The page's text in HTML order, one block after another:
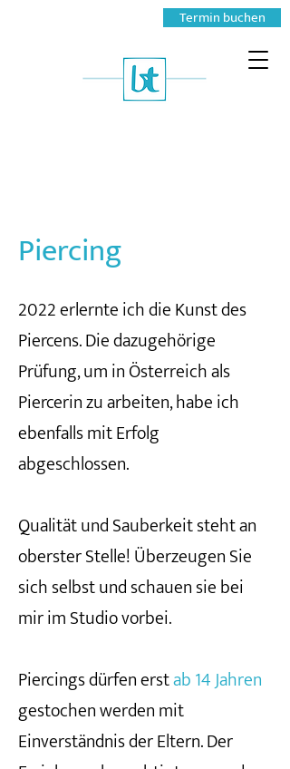
Termin buchen
Piercing
2022 erlernte ich die Kunst des
Piercens. Die dazugehörige
Prüfung, um in Österreich als
Piercerin zu arbeiten, habe ich
ebenfalls mit Erfolg
abgeschlossen.
Qualität und Sauberkeit steht an
oberster Stelle! Überzeugen Sie
sich selbst und schauen sie bei
mir im Studio vorbei.
Piercings dürfen erstab 14 Jahren
gestochen werden mit
Einverständnis der Eltern. Der